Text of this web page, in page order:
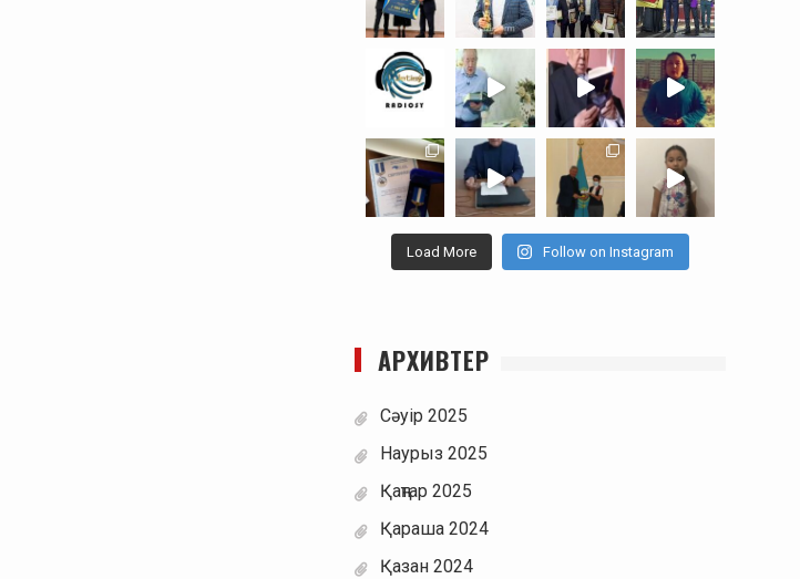
Load More Follow on Instagram
АРХИВТЕР
Сәуір 2025
Наурыз 2025
Қаңтар 2025
Қараша 2024
Қазан 2024